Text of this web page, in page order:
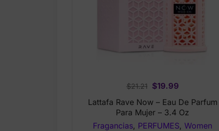
$21.21
Original
price
was:
$21.21.
$19.99Current
price
is:
$19.99.
Lattafa Rave Now – Eau De Parfum
Para Mujer – 3.4 Oz
Fragancias, PERFUMES, Women